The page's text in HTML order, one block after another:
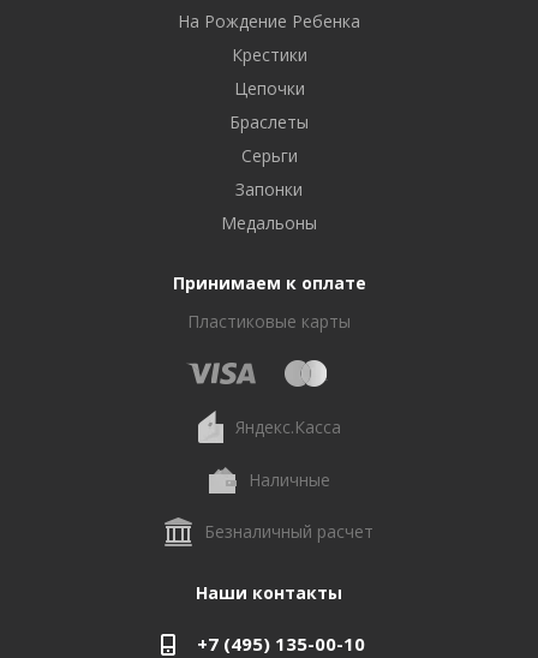
На Рождение Ребенка
Крестики
Цепочки
Браслеты
Серьги
Запонки
Медальоны
Принимаем к оплате
Пластиковые карты
Яндекс.Касса
Наличные
Безналичный расчет
Наши контакты
+7 (495) 135-00-10